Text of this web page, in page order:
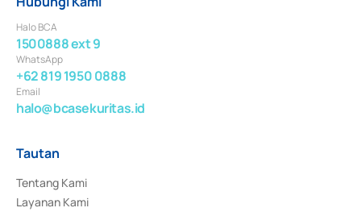
Halo BCA
1500888 ext 9
WhatsApp
+62 819 1950 0888
Email
halo@bcasekuritas.id
Tautan
Tentang Kami
Layanan Kami